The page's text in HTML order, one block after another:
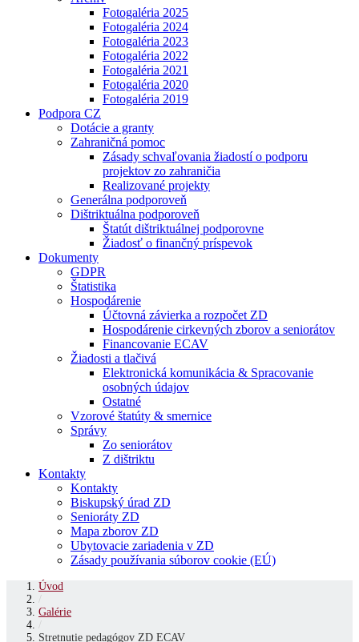
Fotogaléria 2025
Fotogaléria 2024
Fotogaléria 2023
Fotogaléria 2022
Fotogaléria 2021
Fotogaléria 2020
Fotogaléria 2019
Podpora CZ
Dotácie a granty
Zahraničná pomoc
Zásady schvaľovania žiadostí o podporu
projektov zo zahraničia
Realizované projekty
Generálna podporoveň
Dištriktuálna podporoveň
Štatút dištriktuálnej podporovne
Žiadosť o finančný príspevok
Dokumenty
GDPR
Štatistika
Hospodárenie
Účtovná závierka a rozpočet ZD
Hospodárenie cirkevných zborov a seniorátov
Financovanie ECAV
Žiadosti a tlačivá
Elektronická komunikácia & Spracovanie
osobných údajov
Ostatné
Vzorové štatúty & smernice
Správy
Zo seniorátov
Z dištriktu
Kontakty
Kontakty
Biskupský úrad ZD
Senioráty ZD
Mapa zborov ZD
Ubytovacie zariadenia v ZD
Zásady používania súborov cookie (EÚ)
Úvod
/
Galérie
/
Stretnutie pedagógov ZD ECAV